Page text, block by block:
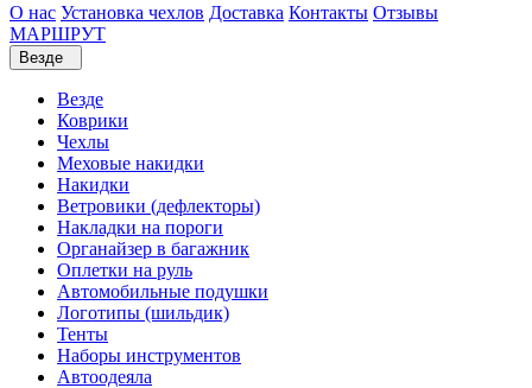
О нас Установка чехлов Доставка Контакты Отзывы
МАРШРУТ
Везде
Везде
Коврики
Чехлы
Меховые накидки
Накидки
Ветровики (дефлекторы)
Накладки на пороги
Органайзер в багажник
Оплетки на руль
Автомобильные подушки
Логотипы (шильдик)
Тенты
Наборы инструментов
Автоодеяла